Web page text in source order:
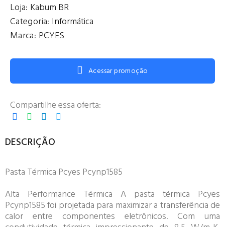
Loja: Kabum BR
Categoria: Informática
Marca: PCYES
Acessar promoção
Compartilhe essa oferta:
DESCRIÇÃO
Pasta Térmica Pcyes Pcynp1585
Alta Performance Térmica A pasta térmica Pcyes
Pcynp1585 foi projetada para maximizar a transferência de
calor entre componentes eletrônicos. Com uma